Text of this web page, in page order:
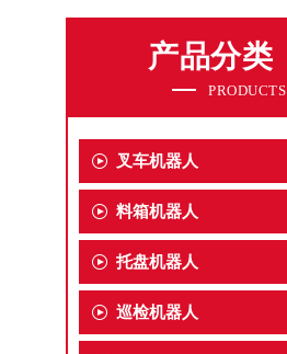
产品分类
PRODUCTS
叉车机器人
料箱机器人
托盘机器人
巡检机器人